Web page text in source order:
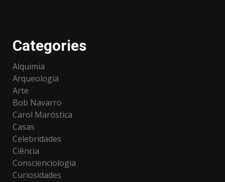
Categories
Alquimia
Arqueologia
Arte
Bob Navarro
Carol Maróstica
Casas
Celebridades
Ciência
Conscienciologia
Curiosidades